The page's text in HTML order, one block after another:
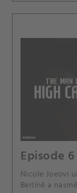
Episode
Nicole Joeovi
Berlíně a